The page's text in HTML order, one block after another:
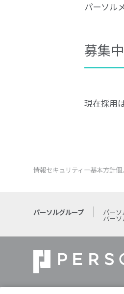
パーソル
募集
現在採用
情報セキュリティー基本方針個
パーソルグループ パーソ
パー